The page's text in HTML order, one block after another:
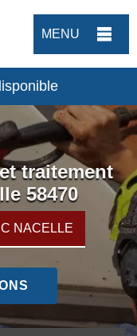
MENU
traitement
58470
NACELLE